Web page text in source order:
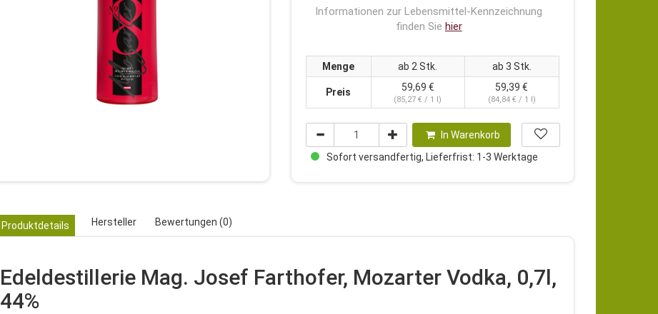
Informationen zur Lebensmittel-Kennzeichnung
finden Sie hier
Menge ab 2 Stk. ab 3 Stk.
Preis 59,69 €
(85,27 € / 1 l)
59,39 €
(84,84 € / 1 l)
In Warenkorb
Sofort versandfertig, Lieferfrist: 1-3 Werktage
Produktdetails Hersteller Bewertungen (0)
Edeldestillerie Mag. Josef Farthofer, Mozarter Vodka, 0,7l,
44%